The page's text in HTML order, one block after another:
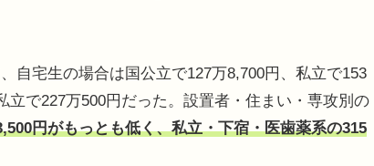
宅生の場合は国公立で127万8,700円、私立で153
で227万500円だった。設置者・住まい・専攻別の
円がもっとも低く、私立・下宿・医歯薬系の315